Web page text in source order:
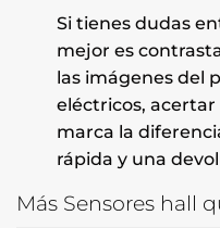
Si tienes dudas
mejor es
las imágenes del
eléctricos,
marca la
rápida y una
Más Sensores hall